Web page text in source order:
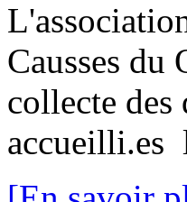
Causses du
collecte des
accueilli.es